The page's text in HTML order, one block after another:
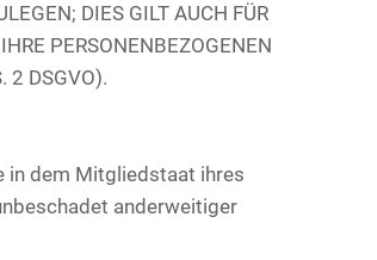
DIES GILT AUCH FÜR
PERSONENBEZOGENEN
2 DSGVO).
in dem Mitgliedstaat ihres
anderweitiger